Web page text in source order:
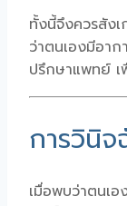
ทั้งนี้จึงควรสัง
ว่าตนเองมีอาก
ปรึกษาแพทย์
การวินิ
เมื่อพบว่าตนเอ